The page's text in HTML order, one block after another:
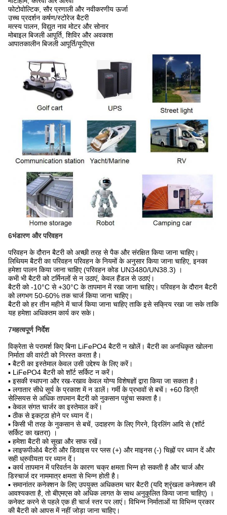
फोटोवोल्टिक, सौर प्रणाली और नवीकरणीय ऊर्जा
उच्च प्रदर्शन कर्षण/स्टोरेज बैटरी
मत्स्य पालन, विद्युत नाव मोटर और सोनार
मोबाइल बिजली आपूर्ति, शिविर और अवकाश
आपातकालीन बिजली आपूर्ति/यूपीएस
6भंडारण और परिवहन
परिवहन के दौरान बैटरी को अच्छी तरह से पैक और संरक्षित किया जाना चाहिए।
लिथियम बैटरी का परिवहन परिवहन के नियमों के अनुसार किया जाना चाहिए, इनका
हमेशा पालन किया जाना चाहिए (परिवहन कोड UN3480/UN38.3) ।
कभी भी बैटरी को टर्मिनलों से न उठाएं, केवल हैंडल से उठाएं।
बैटरी को -10°C से +30°C के तापमान में रखा जाना चाहिए। परिवहन के दौरान बैटरी
को लगभग 50-60% तक चार्ज किया जाना चाहिए।
बैटरी को हर तीन महीने में चार्ज किया जाना चाहिए ताकि इसे सक्रिय रखा जा सके ताकि
यह हमेशा अधिकतम कार्य कर सके।
7महत्वपूर्ण निर्देश
विक्रेता से परामर्श किए बिना LiFePO4 बैटरी न खोलें। बैटरी का अनधिकृत खोलना
निर्माता की वारंटी को निरस्त करता है।
▪ बैटरी का इस्तेमाल केवल उसी उद्देश्य के लिए करें।
▪ LiFePO4 बैटरी को शॉर्ट सर्किट न करें।
▪ इसकी स्थापना और रख-रखाव केवल योग्य विशेषज्ञों द्वारा किया जा सकता है।
▪ लगातार सीधे सूर्य के प्रकाश में न डालें। गर्मी के प्रभावों से बचें। +60 डिग्री
सेल्सियस से अधिक तापमान बैटरी को नुकसान पहुंचा सकता है।
▪ केवल संगत चार्जर का इस्तेमाल करें।
▪ ठीक से इकट्ठा होने पर ध्यान दें।
▪ किसी भी तरह के नुकसान से बचें, उदाहरण के लिए गिरने, ड्रिलिंग आदि से (शॉर्ट
सर्किट का खतरा) ।
▪ हमेशा बैटरी को सूखा और साफ रखें।
▪ लाइफपीओ4 बैटरी और डिवाइस पर प्लस (+) और माइनस (-) चिह्नों पर ध्यान दें और
सही ध्रुवीयता पर ध्यान दें।
▪ कार्य तापमान में परिवर्तन के कारण चक्र क्षमता भिन्न हो सकती है और चार्ज और
डिस्चार्ज दर नाममात्र क्षमता से भिन्न होती है।
▪ समानांतर कनेक्शन के लिए उपयुक्त अधिकतम चार बैटरी (यदि श्रृंखला कनेक्शन की
आवश्यकता है, तो बीएमएस को अधिक लागत के साथ अनुकूलित किया जाना चाहिए) ।
कनेक्ट करने से पहले एक ही चार्ज स्तर पर लाएं। विभिन्न निर्माताओं या विभिन्न प्रकार
की बैटरी को आपस में नहीं जोड़ा जाना चाहिए।